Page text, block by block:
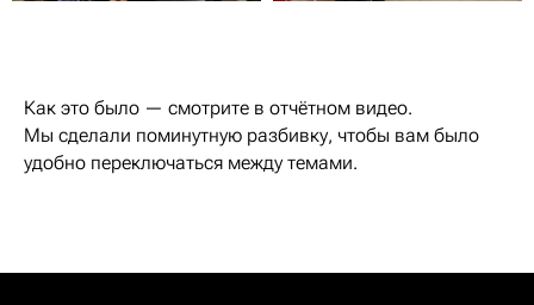
Как это было — смотрите в отчётном видео.
Мы сделали поминутную разбивку, чтобы вам было
удобно переключаться между темами.